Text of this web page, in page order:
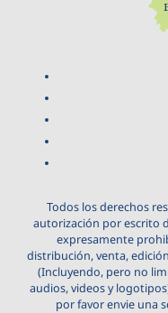
Todos los derechos
autorización por escrito
expresamente
distribución, venta,
(Incluyendo, pero no
audios, videos y
por favor envie una